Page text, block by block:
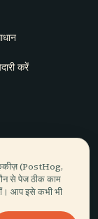
करें
कुकीज़ (PostHog,
से पेज ठीक काम
आप इसे कभी भी